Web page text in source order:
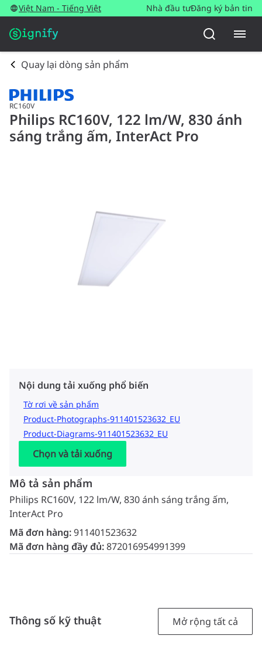
Việt Nam - Tiếng Việt Nhà đầu tưĐăng ký bản tin
Quay lại dòng sản phẩm
RC160V
Philips RC160V, 122 lm/W, 830 ánh
sáng trắng ấm, InterAct Pro
Nội dung tải xuống phổ biến
Tờ rơi về sản phẩm
Product-Photographs-911401523632_EU
Product-Diagrams-911401523632_EU
Chọn và tải xuống
Mô tả sản phẩm
Philips RC160V, 122 lm/W, 830 ánh sáng trắng ấm,
InterAct Pro
Mã đơn hàng:911401523632
Mã đơn hàng đầy đủ:872016954991399
Thông số kỹ thuật Mở rộng tất cả